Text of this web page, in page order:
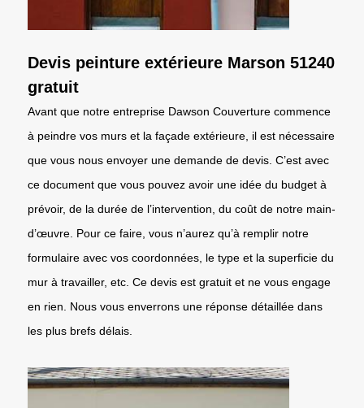
Devis peinture extérieure Marson 51240
gratuit
Avant que notre entreprise Dawson Couverture commence
à peindre vos murs et la façade extérieure, il est nécessaire
que vous nous envoyer une demande de devis. C’est avec
ce document que vous pouvez avoir une idée du budget à
prévoir, de la durée de l’intervention, du coût de notre main-
d’œuvre. Pour ce faire, vous n’aurez qu’à remplir notre
formulaire avec vos coordonnées, le type et la superficie du
mur à travailler, etc. Ce devis est gratuit et ne vous engage
en rien. Nous vous enverrons une réponse détaillée dans
les plus brefs délais.